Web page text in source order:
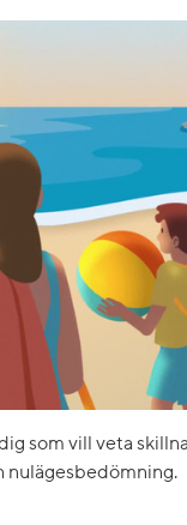
som vill veta